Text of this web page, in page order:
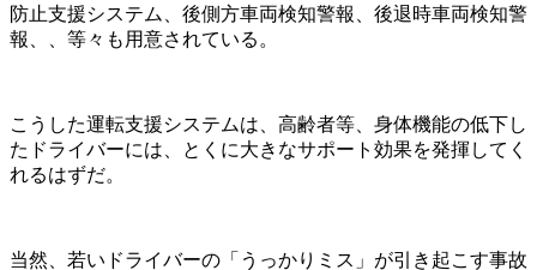
防止支援システム、後側方車両検知警報、後退時車両検知警
報、、等々も用意されている。
こうした運転支援システムは、高齢者等、身体機能の低下し
たドライバーには、とくに大きなサポート効果を発揮してく
れるはずだ。
当然、若いドライバーの「うっかりミス」が引き起こす事故